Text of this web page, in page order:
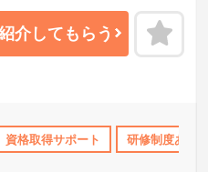
休暇取得実績あり 交通費支給
にご連絡ください！
介してもらう
資格取得サポート 研修制度あり